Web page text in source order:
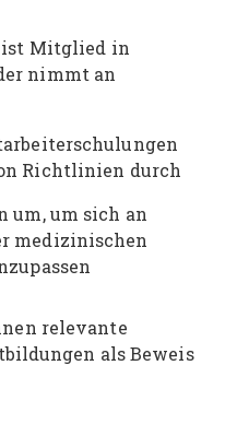
ist Mitglied in
nimmt an
Richtlinien durch
um, um sich an
medizinischen
relevante
als Beweis